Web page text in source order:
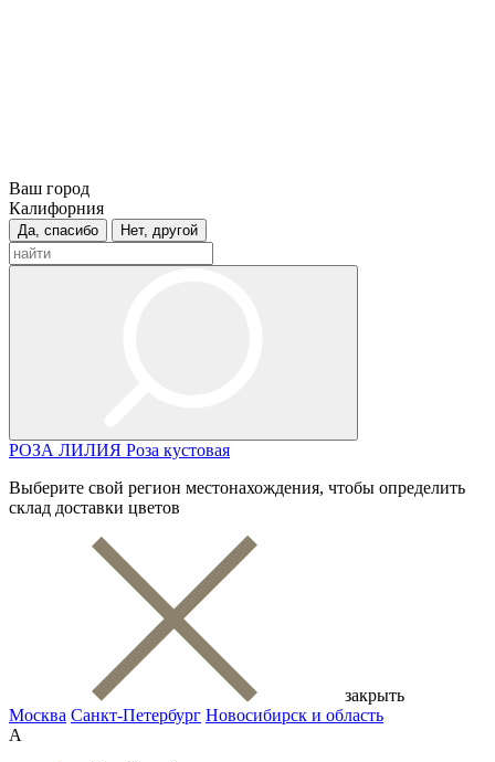
Ваш город
Калифорния
Да, спасибо Нет, другой
РОЗА ЛИЛИЯ Роза кустовая
Выберите свой регион местонахождения, чтобы определить
склад доставки цветов
закрыть
Москва Санкт-Петербург Новосибирск и область
А